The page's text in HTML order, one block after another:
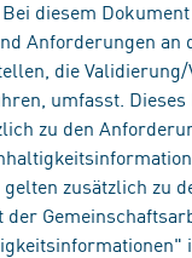
diesem
Anforderungen
die
umfasst.
zu den
zusätzlich zu